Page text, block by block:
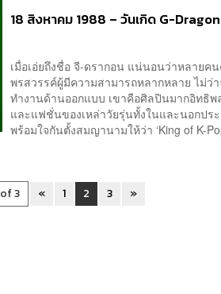
18 สิงหาคม 1988 – วันเกิด G-Dragon
เมื่อเอ่ยถึงชื่อ จี-ดรากอน แน่นอนว่าหลาย
พรสวรรค์ผู้มีความสามารถหลากหลาย ไม่ว่
ทำงานด้านออกแบบ เขาคือศิลปินมากอิทธิ
และแฟชั่นของเหล่าวัยรุ่นทั้งในและนอกปร
พร้อมใจกันตั้งสมญานามให้ว่า ‘King of K-
3 « 1 2 3 »